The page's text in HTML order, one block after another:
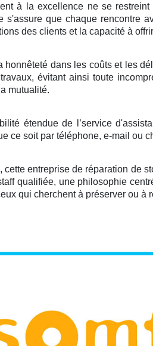
à la excellence ne se
s'assure que chaque rencontre
des clients et la capacité à
honnêteté dans les coûts et les
évitant ainsi toute
mutualité.
étendue de l’service
ce soit par téléphone, e-mail ou
cette entreprise de réparation de
qualifiée, une philosophie
qui cherchent à préserver ou à